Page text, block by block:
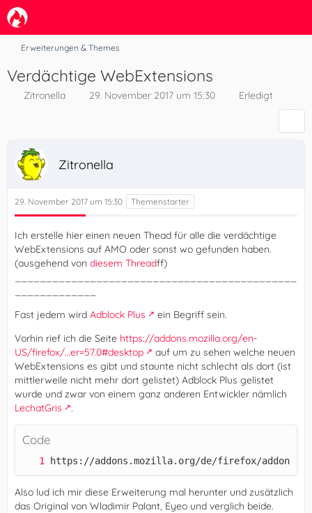
Erweiterungen & Themes
Verdächtige WebExtensions
Zitronella 29. November 2017 um 15:30 Erledigt
Zitronella
29. November 2017 um 15:30
Ich erstelle hier einen neuen Thead für alle die verdächtige
WebExtensions auf AMO oder sonst wo gefunden haben.
(ausgehend von diesem Threadff)
Fast jedem wird Adblock Plus
ein Begriff sein.
Vorhin rief ich die Seite https://addons.mozilla.org/en-
US/firefox/…er=57.0#desktop
auf um zu sehen welche neuen
WebExtensions es gibt und staunte nicht schlecht als dort (ist
mittlerweile nicht mehr dort gelistet) Adblock Plus gelistet
wurde und zwar von einem ganz anderen Entwickler nämlich
LechatGris
.
Code
https://addons.mozilla.org/de/firefox/addon/
Also lud ich mir diese Erweiterung mal herunter und zusätzlich
das Original von Wladimir Palant, Eyeo und verglich beide.